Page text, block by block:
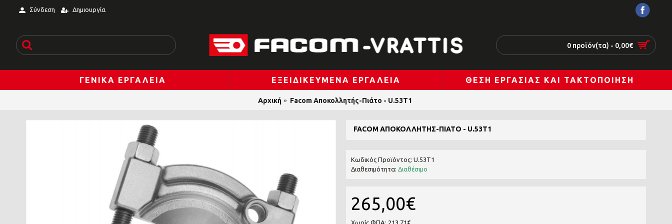
Σύνδεση Δημιουργία
0 προϊόν(τα) - 0,00€
ΓΕΝΙΚΆ ΕΡΓΑΛΕΊΑ ΕΞΕΙΔΙΚΕΥΜΈΝΑ ΕΡΓΑΛΕΊΑ ΘΈΣΗ ΕΡΓΑΣΊΑΣ ΚΑΙ ΤΑΚΤΟΠΟΊΗΣΗ
Αρχική Facom Αποκολλητής-Πιάτο - U.53T1
FACOM ΑΠΟΚΟΛΛΗΤΉΣ-ΠΙΆΤΟ - U.53T1
Κωδικός Προϊόντος: U.53T1
Διαθεσιμότητα: Διαθέσιμο
265,00€
Χωρίς ΦΠΑ: 213,71€